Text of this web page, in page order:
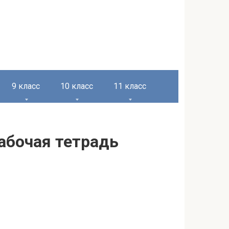
9 класс 10 класс 11 класс
тетрадь